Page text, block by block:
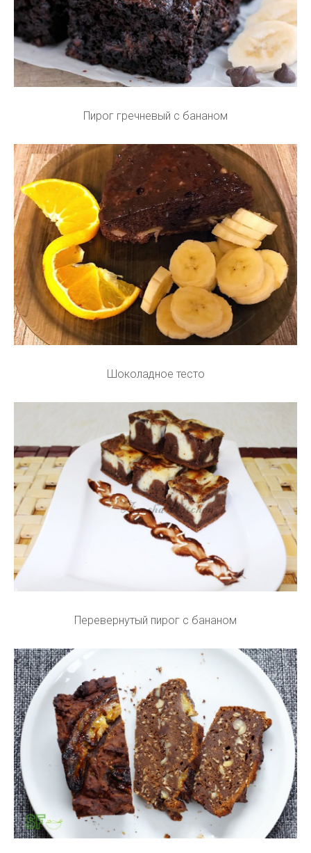
Пирог гречневый с бананом
Шоколадное тесто
Перевернутый пирог с бананом